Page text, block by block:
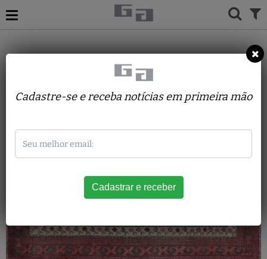
BELLUCHI
Cadastre-se e receba notícias em primeira mão